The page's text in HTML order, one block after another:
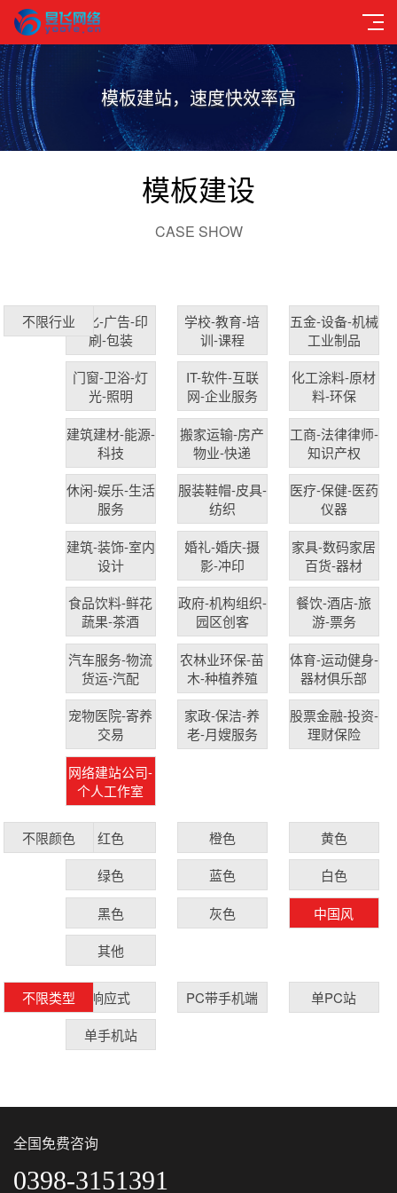
模板建站，速度快效率高
模板建设
CASE SHOW
不限行业文化-广告-印
刷-包装
学校-教育-培
训-课程
五金-设备-机械
工业制品
门窗-卫浴-灯
光-照明
IT-软件-互联
网-企业服务
化工涂料-原材
料-环保
建筑建材-能源-
科技
搬家运输-房产
物业-快递
工商-法律律师-
知识产权
休闲-娱乐-生活
服务
服装鞋帽-皮具-
纺织
医疗-保健-医药
仪器
建筑-装饰-室内
设计
婚礼-婚庆-摄
影-冲印
家具-数码家居
百货-器材
食品饮料-鲜花
蔬果-茶酒
政府-机构组织-
园区创客
餐饮-酒店-旅
游-票务
汽车服务-物流
货运-汽配
农林业环保-苗
木-种植养殖
体育-运动健身-
器材俱乐部
宠物医院-寄养
交易
家政-保洁-养
老-月嫂服务
股票金融-投资-
理财保险
网络建站公司-
个人工作室
不限颜色 红色 橙色 黄色
绿色 蓝色 白色
黑色 灰色 中国风
其他
不限类型 响应式 PC带手机端 单PC站
单手机站
全国免费咨询
0398-3151391